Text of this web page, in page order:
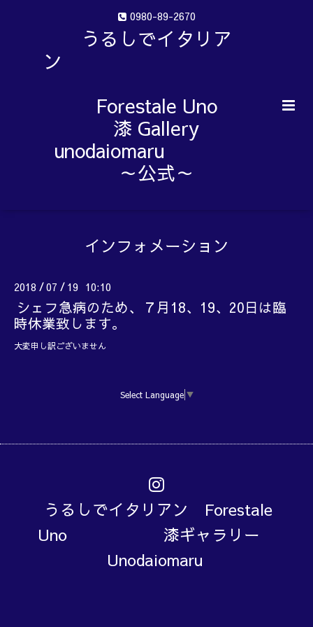
0980-89-2670
うるしでイタリア
ン
Forestale Uno
漆 Gallery
unodaiomaru
～公式～
インフォメーション
2018 /07 / 19 10:10
シェフ急病のため、７月18、19、20日は臨
時休業致します。
大変申し訳ございません
Select Language ▼
うるしでイタリアン Forestale
Uno 漆ギャラリー
Unodaiomaru